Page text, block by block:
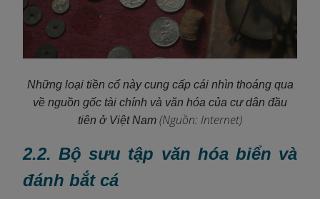
Những loại tiền cổ này cung cấp cái nhìn thoáng qua
về nguồn gốc tài chính và văn hóa của cư dân đầu
tiên ở Việt Nam (Nguồn: Internet)
2.2. Bộ sưu tập văn hóa biển và
đánh bắt cá